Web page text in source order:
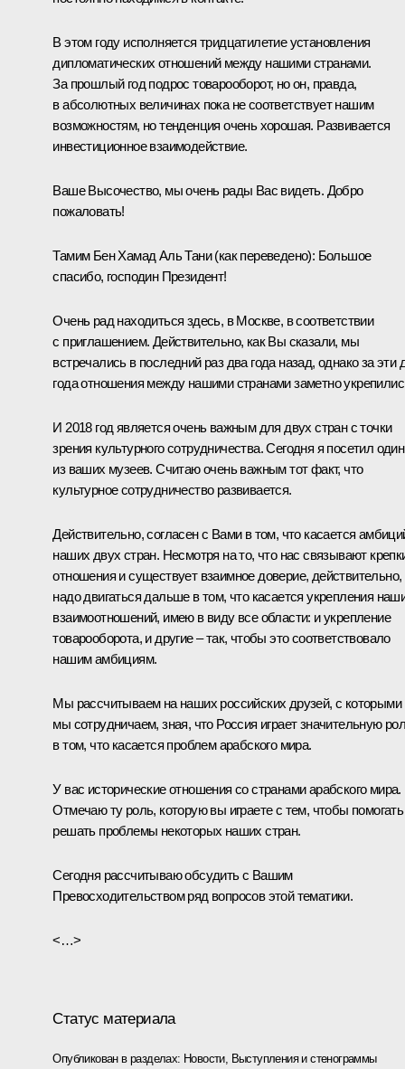
В этом году исполняется тридцатилетие установления
дипломатических отношений между нашими странами.
За прошлый год подрос товарооборот, но он, правда,
в абсолютных величинах пока не соответствует нашим
возможностям, но тенденция очень хорошая. Развивается
инвестиционное взаимодействие.
Ваше Высочество, мы очень рады Вас видеть. Добро
пожаловать!
Тамим Бен Хамад Аль Тани(как переведено): Большое
спасибо, господин Президент!
Очень рад находиться здесь, в Москве, в соответствии
с приглашением. Действительно, как Вы сказали, мы
встречались в последний раз два года назад, однако за эти
года отношения между нашими странами заметно
И 2018 год является очень важным для двух стран с точки
зрения культурного сотрудничества. Сегодня я посетил один
из ваших музеев. Считаю очень важным тот факт, что
культурное сотрудничество развивается.
Действительно, согласен с Вами в том, что касается
наших двух стран. Несмотря на то, что нас связывают
отношения и существует взаимное доверие, действительно,
надо двигаться дальше в том, что касается укрепления
взаимоотношений, имею в виду все области: и укрепление
товарооборота, и другие – так, чтобы это соответствовало
нашим амбициям.
Мы рассчитываем на наших российских друзей, с которыми
мы сотрудничаем, зная, что Россия играет значительную
в том, что касается проблем арабского мира.
У вас исторические отношения со странами арабского мира.
Отмечаю ту роль, которую вы играете с тем, чтобы помогать
решать проблемы некоторых наших стран.
Сегодня рассчитываю обсудить с Вашим
Превосходительством ряд вопросов этой тематики.
<…>
Статус материала
Опубликован в разделах: Новости, Выступления и стенограммы